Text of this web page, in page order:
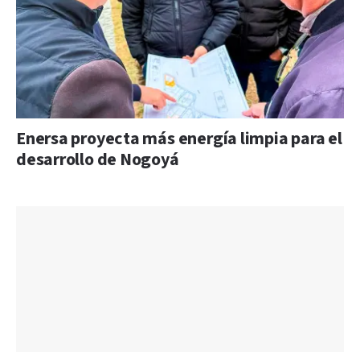
Enersa proyecta más energía limpia para el
desarrollo de Nogoyá